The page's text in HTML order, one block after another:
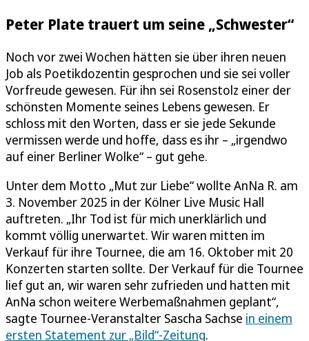
Peter Plate trauert um seine „Schwester“
Noch vor zwei Wochen hätten sie über ihren neuen
Job als Poetikdozentin gesprochen und sie sei voller
Vorfreude gewesen. Für ihn sei Rosenstolz einer der
schönsten Momente seines Lebens gewesen. Er
schloss mit den Worten, dass er sie jede Sekunde
vermissen werde und hoffe, dass es ihr – „irgendwo
auf einer Berliner Wolke“ – gut gehe.
Unter dem Motto „Mut zur Liebe“ wollte AnNa R. am
3. November 2025 in der Kölner Live Music Hall
auftreten. „Ihr Tod ist für mich unerklärlich und
kommt völlig unerwartet. Wir waren mitten im
Verkauf für ihre Tournee, die am 16. Oktober mit 20
Konzerten starten sollte. Der Verkauf für die Tournee
lief gut an, wir waren sehr zufrieden und hatten mit
AnNa schon weitere Werbemaßnahmen geplant“,
sagte Tournee-Veranstalter Sascha Sachse in einem
ersten Statement zur „Bild“-Zeitung.